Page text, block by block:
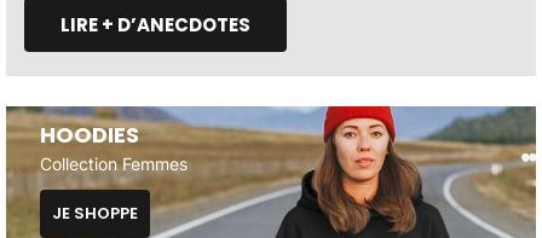
LIRE + D’ANECDOTES
HOODIES
Collection Femmes
JE SHOPPE